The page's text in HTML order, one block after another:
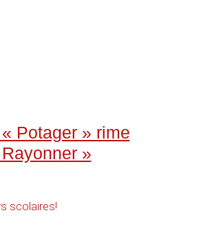
Potager » rime
»